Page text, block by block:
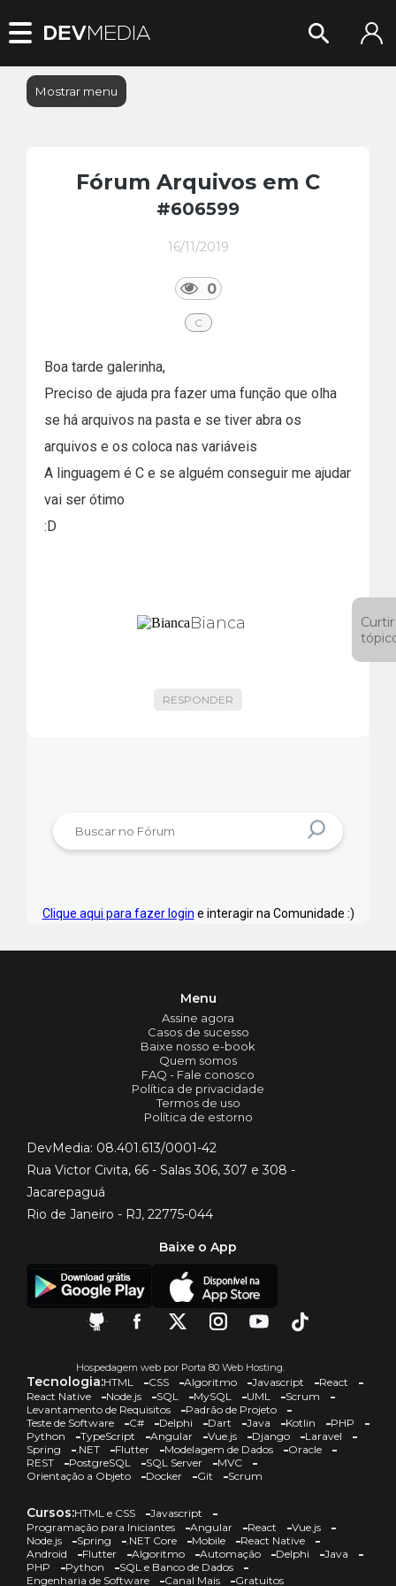
Mostrar menu
Fórum Arquivos em C
#606599
16/11/2019
0
C
Boa tarde galerinha,
Preciso de ajuda pra fazer uma função que olha
se há arquivos na pasta e se tiver abra os
arquivos e os coloca nas variáveis
A linguagem é C e se alguém conseguir me ajudar
vai ser ótimo
:D
Bianca
Curtir
RESPONDER
Clique aqui para fazer login e interagir na Comunidade :)
Menu
Assine agora
Casos de sucesso
Baixe nosso e-book
Quem somos
FAQ - Fale conosco
Política de privacidade
Termos de uso
Política de estorno
DevMedia: 08.401.613/0001-42
Rua Victor Civita, 66 - Salas 306, 307 e 308 -
Jacarepaguá
Rio de Janeiro - RJ, 22775-044
Baixe o App
Hospedagem web por Porta 80 Web Hosting.
Tecnologia:HTML CSS Algoritmo Javascript
React
React Native
Node.js SQL MySQL UML
Scrum
Levantamento de Requisitos
Padrão de Projeto
Teste de Software
C# Delphi Dart Java Kotlin
PHP
Python
TypeScript Angular Vue.js Django
Laravel
Spring
.NET Flutter Modelagem de Dados
Oracle
REST
PostgreSQL SQL Server
MVC
Orientação a Objeto
Docker Git Scrum
Cursos:HTML e CSS
Javascript
Programação para Iniciantes
Angular React
Vue.js
Node.js
Spring .NET Core Mobile
React Native
Android
Flutter Algoritmo Automação Delphi
Java
PHP
Python
SQL e Banco de Dados
Engenharia de Software
Canal Mais Gratuitos